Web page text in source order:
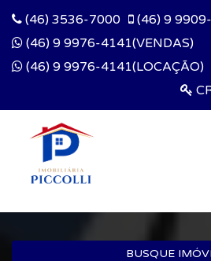
(46) 3536-7000
(46) 9
(46) 9 9976-4141(VENDAS)
(46) 9 9976-4141(LOCAÇÃO)
BUSQUE